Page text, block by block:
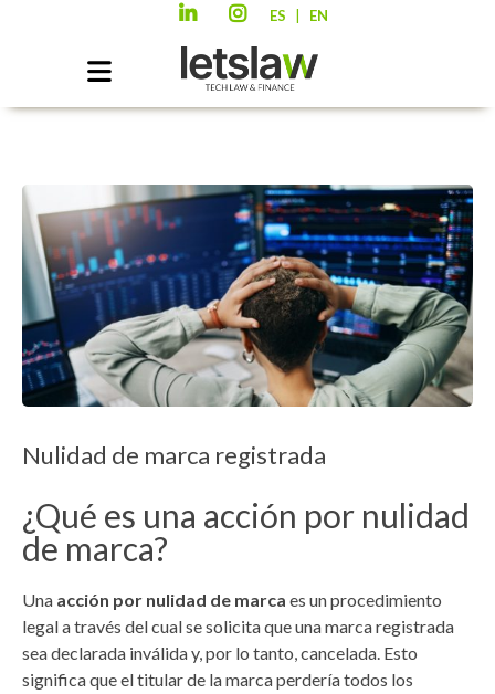
ES EN
Nulidad de marca registrada
¿Qué es una acción por nulidad
de marca?
Una acción por nulidad de marca es un procedimiento
legal a través del cual se solicita que una marca registrada
sea declarada inválida y, por lo tanto, cancelada. Esto
significa que el titular de la marca perdería todos los